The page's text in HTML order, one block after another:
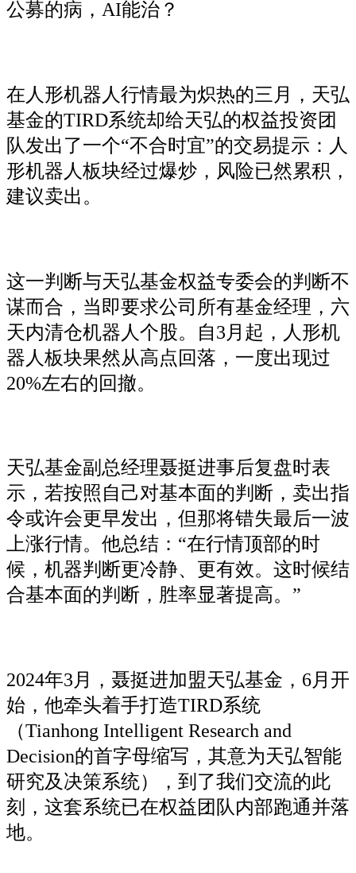
公募的病，AI能治？
在人形机器人行情最为炽热的三月，天弘
基金的TIRD系统却给天弘的权益投资团
队发出了一个“不合时宜”的交易提示：人
形机器人板块经过爆炒，风险已然累积，
建议卖出。
这一判断与天弘基金权益专委会的判断不
谋而合，当即要求公司所有基金经理，六
天内清仓机器人个股。自3月起，人形机
器人板块果然从高点回落，一度出现过
20%左右的回撤。
天弘基金副总经理聂挺进事后复盘时表
示，若按照自己对基本面的判断，卖出指
令或许会更早发出，但那将错失最后一波
上涨行情。他总结：“在行情顶部的时
候，机器判断更冷静、更有效。这时候结
合基本面的判断，胜率显著提高。”
2024年3月，聂挺进加盟天弘基金，6月开
始，他牵头着手打造TIRD系统
（Tianhong Intelligent Research and
Decision的首字母缩写，其意为天弘智能
研究及决策系统），到了我们交流的此
刻，这套系统已在权益团队内部跑通并落
地。